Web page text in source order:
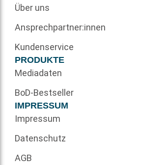
Über uns
Ansprechpartner:innen
Kundenservice
PRODUKTE
Mediadaten
BoD-Bestseller
IMPRESSUM
Impressum
Datenschutz
AGB